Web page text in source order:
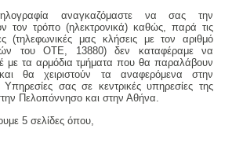
αναγκαζόμαστε να σας την
τον τρόπο (ηλεκτρονικά) καθώς, παρά τις
(τηλεφωνικές μας κλήσεις με τον αριθμό
τoυ ΟΤΕ, 13880) δεν καταφέραμε να
με τα αρμόδια τμήματα που θα παραλάβουν
θα χειριστούν τα αναφερόμενα στην
σας σε κεντρικές υπηρεσίες της
Πελοπόννησο και στην Αθήνα.
5 σελίδες όπου,